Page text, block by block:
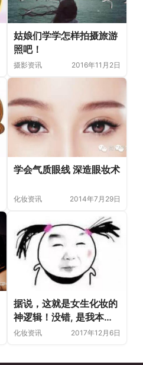
姑娘们学学怎样拍摄旅游
照吧！
摄影资讯 2016年11月2日
学会气质眼线 深造眼妆术
化妆资讯 2014年7月29日
据说，这就是女生化妆的
神逻辑！没错, 是我本人
了~
化妆资讯 2017年12月6日